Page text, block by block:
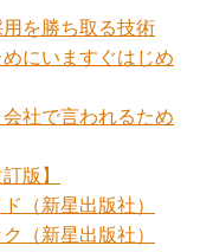
を勝ち取る技術
にいますぐはじめ
社で言われるため
版】
（新星出版社）
（新星出版社）